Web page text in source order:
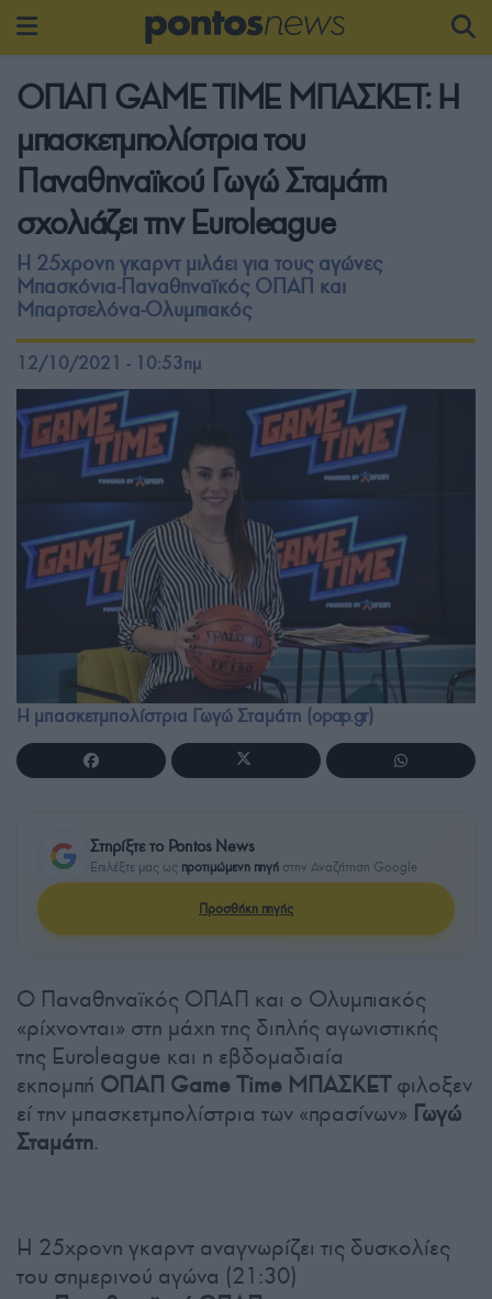
ΟΠΑΠ GAME TIME ΜΠΑΣΚΕΤ: Η
μπασκετμπολίστρια του
Παναθηναϊκού Γωγώ Σταμάτη
σχολιάζει την Euroleague
Η 25χρονη γκαρντ μιλάει για τους αγώνες
Μπασκόνια-Παναθηναϊκός ΟΠΑΠ και
Μπαρτσελόνα-Ολυμπιακός
12/10/2021 - 10:53πμ
Η μπασκετμπολίστρια Γωγώ Σταμάτη (opap.gr)
Στηρίξτε το Pontos News
Επιλέξτε μας ως προτιμώμενη πηγή στην Αναζήτηση Google
Προσθήκη πηγής
Ο Παναθηναϊκός ΟΠΑΠ και ο Ολυμπιακός
«ρίχνονται» στη μάχη της διπλής αγωνιστικής
της Euroleague και η εβδομαδιαία
εκπομπή ΟΠΑΠ Game Time ΜΠΑΣΚΕΤφιλοξεν
εί την μπασκετμπολίστρια των «πρασίνων» Γωγώ
Σταμάτη.
Η 25χρονη γκαρντ αναγνωρίζει τις δυσκολίες
του σημερινού αγώνα (21:30)